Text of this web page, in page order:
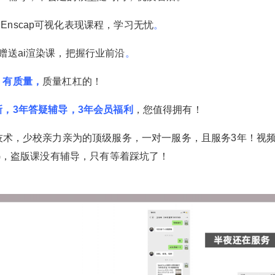
可视化表现课程，学习无忧。
送ai渲染课，把握行业前沿。
有质量， 质量杠杠的！
3年答疑辅导，3年会员福利 ，您值得拥有！
，少校亲力亲为的顶级服务，一对一服务，且服务3年！视
盗版课没有辅导，只有等着踩坑了！